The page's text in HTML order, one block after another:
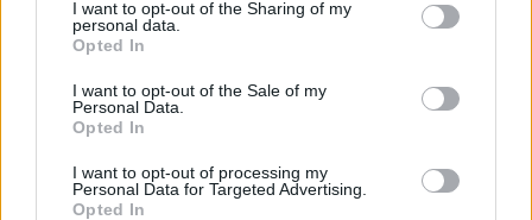
not limited to your visit or usage behaviour. You may click to
grant or deny consent to Google and its third-party tags to
use your data for below specified purposes in below Google
consent section.
I want to opt-out of the Sharing of my
personal data.
Opted In
I want to opt-out of the Sale of my
Personal Data.
Opted In
I want to opt-out of processing my
Personal Data for Targeted Advertising.
Opted In